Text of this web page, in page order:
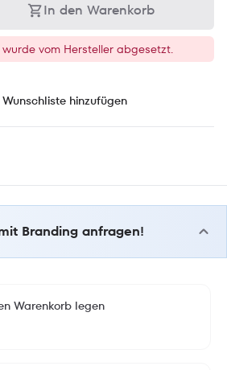
In den Warenkorb
wurde vom Hersteller abgesetzt.
Wunschliste hinzufügen
Branding anfragen!
Warenkorb legen